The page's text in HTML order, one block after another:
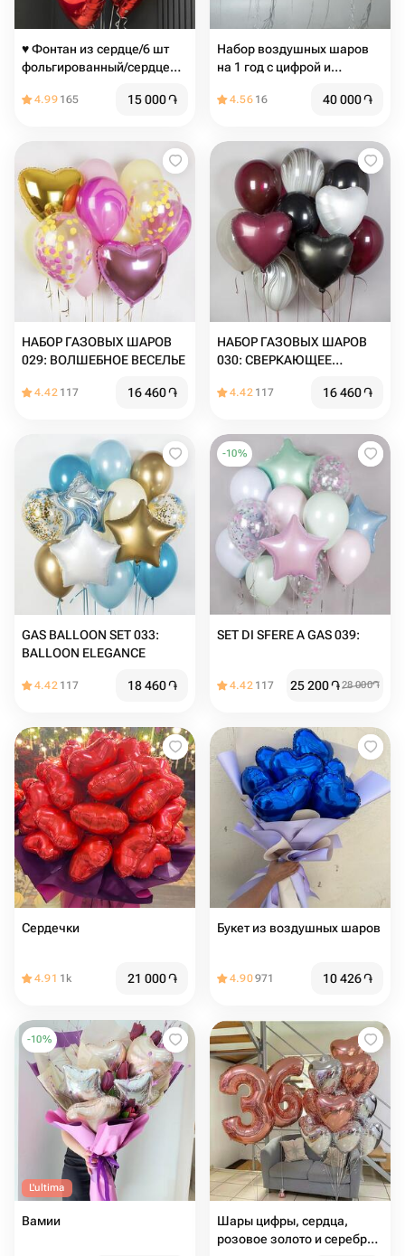
♥️ Фонтан из сердце/6 шт
фольгированный/сердце
4.99 165 15 000֏
Набор воздушных шаров
на 1 год с цифрой и
4.56 16 40 000֏
НАБОР ГАЗОВЫХ ШАРОВ
029: ВОЛШЕБНОЕ ВЕСЕЛЬЕ
4.42 117 16 460֏
НАБОР ГАЗОВЫХ ШАРОВ
030: СВЕРКАЮЩЕЕ
4.42 117 16 460֏
GAS BALLOON SET 033:
BALLOON ELEGANCE
4.42 117 18 460֏
-10%
SET DI SFERE A GAS 039:
4.42 117 25 200֏28 000֏
Сердечки
4.91 1k 21 000֏
Букет из воздушных шаров
4.90971 10 426֏
-10%
L'ultima
Вамии
Шары цифры, сердца,
розовое золото и серебро,